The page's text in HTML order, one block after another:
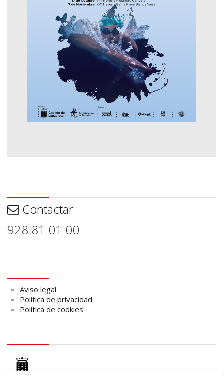
Contactar
928 81 01 00
Aviso legal
Política de privacidad
Política de cookies